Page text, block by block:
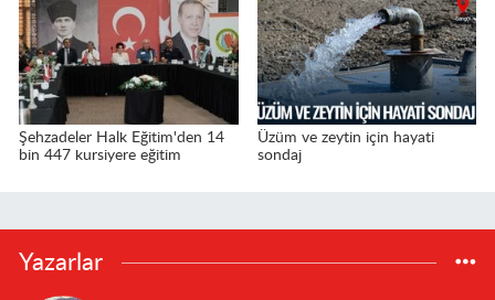
Şehzadeler Halk Eğitim'den 14
bin 447 kursiyere eğitim
Üzüm ve zeytin için hayati
sondaj
Yazarlar